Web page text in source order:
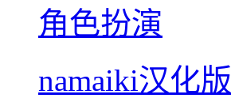
角色扮演
namaiki汉化版